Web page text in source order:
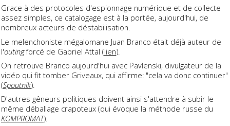
Grace à des protocoles d'espionnage numérique et de collecte
assez simples, ce catalogage est à la portée, aujourd'hui, de
nombreux acteurs de déstabilisation.
Le melenchoniste mégalomane Juan Branco était déjà auteur de
l'outingforcé de Gabriel Attal (lien).
On retrouve Branco aujourd'hui avec Pavlenski, divulgateur de la
vidéo qui fit tomber Griveaux, qui affirme: "cela va donc continuer"
(Spoutnik).
D'autres gêneurs politiques doivent ainsi s'attendre à subir le
même déballage crapoteux (qui évoque la méthode russe du
KOMPROMAT).